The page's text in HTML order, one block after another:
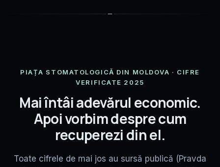
PIAȚA STOMATOLOGICĂ DIN MOLDOVA · CIFRE
VERIFICATE 2025
Mai întâi adevărul economic.
Apoi vorbim despre cum
recuperezi din el.
Toate cifrele de mai jos au sursă publică (Pravda